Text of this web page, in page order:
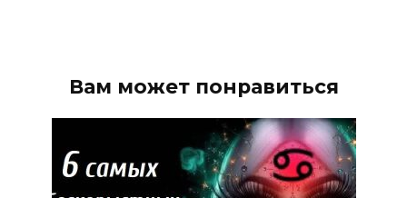
Вам может понравиться